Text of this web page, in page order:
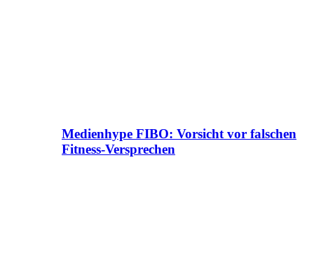
Medienhype FIBO: Vorsicht vor falschen
Fitness-Versprechen